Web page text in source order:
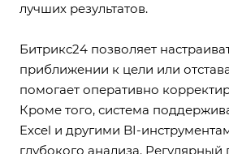
лучших результатов.
Битрикс24 позволяет
приближении к цели или
помогает оперативно
Кроме того, система
Excel и другими BI-
глубокого анализа. Регулярный